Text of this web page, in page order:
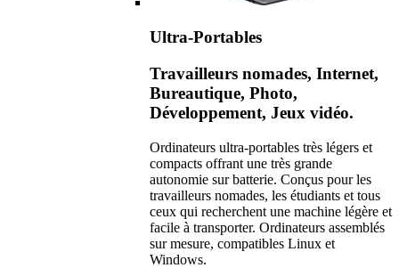
Ultra-Portables
Travailleurs nomades, Internet,
Bureautique, Photo,
Développement, Jeux vidéo.
Ordinateurs ultra-portables très légers et
compacts offrant une très grande
autonomie sur batterie. Conçus pour les
travailleurs nomades, les étudiants et tous
ceux qui recherchent une machine légère et
facile à transporter. Ordinateurs assemblés
sur mesure, compatibles Linux et
Windows.